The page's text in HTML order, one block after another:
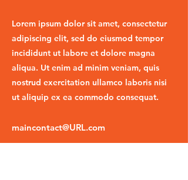
Lorem ipsum dolor sit amet, consectetur
adipiscing elit, sed do eiusmod tempor
incididunt ut labore et dolore magna
aliqua. Ut enim ad minim veniam, quis
nostrud exercitation ullamco laboris nisi
ut aliquip ex ea commodo consequat.
maincontact@URL.com
020 1234 5738